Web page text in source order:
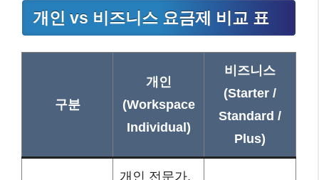
개인 vs 비즈니스 요금제 비교 표
구분
개인
(Workspace
Individual)
비즈니스
(Starter /
Standard /
Plus)
개인 전문가,